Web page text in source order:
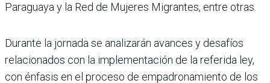
Paraguaya y la Red de Mujeres Migrantes, entre otras.
Durante la jornada se analizarán avances y desafíos
relacionados con la implementación de la referida ley,
con énfasis en el proceso de empadronamiento de los